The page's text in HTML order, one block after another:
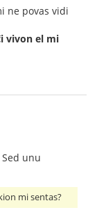
ne povas vidi
vivon el mi
unu
mi sentas?